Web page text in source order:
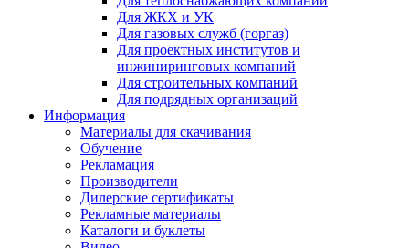
Для ЖКХ и УК
Для газовых служб (горгаз)
Для проектных институтов и
инжиниринговых компаний
Для строительных компаний
Для подрядных организаций
Информация
Материалы для скачивания
Обучение
Рекламация
Производители
Дилерские сертификаты
Рекламные материалы
Каталоги и буклеты